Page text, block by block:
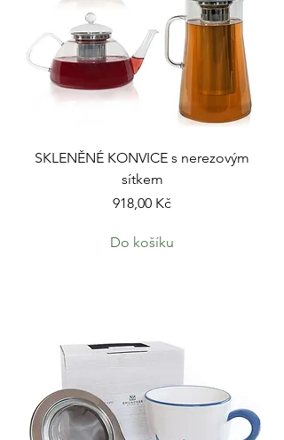
SKLENĚNÉ KONVICE s nerezovým
sítkem
Cena
918,00 Kč
Do košíku